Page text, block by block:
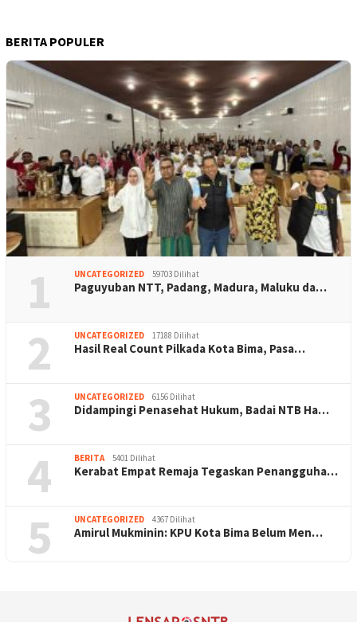
BERITA POPULER
1 UNCATEGORIZED 59703 Dilihat
Paguyuban NTT, Padang, Madura, Maluku da…
2 UNCATEGORIZED 17188 Dilihat
Hasil Real Count Pilkada Kota Bima, Pasa…
3 UNCATEGORIZED 6156 Dilihat
Didampingi Penasehat Hukum, Badai NTB Ha…
4 BERITA 5401 Dilihat
Kerabat Empat Remaja Tegaskan Penangguha…
5 UNCATEGORIZED 4367 Dilihat
Amirul Mukminin: KPU Kota Bima Belum Men…